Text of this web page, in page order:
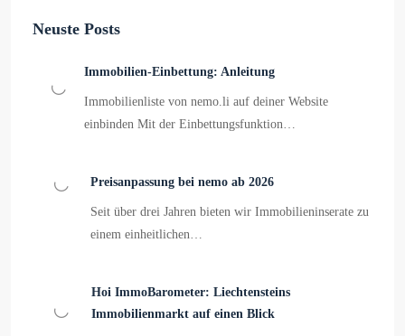
Neuste Posts
Immobilien-Einbettung: Anleitung
Immobilienliste von nemo.li auf deiner Website
einbinden Mit der Einbettungsfunktion…
Preisanpassung bei nemo ab 2026
Seit über drei Jahren bieten wir Immobilieninserate zu
einem einheitlichen…
Hoi ImmoBarometer: Liechtensteins
Immobilienmarkt auf einen Blick